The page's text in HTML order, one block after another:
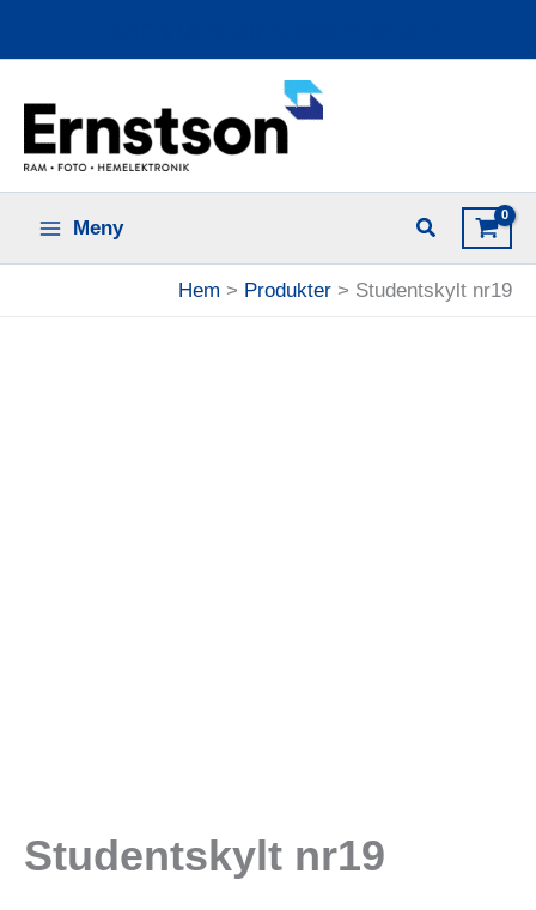
Meny
Hem Produkter Studentskylt nr19
Studentskylt nr19